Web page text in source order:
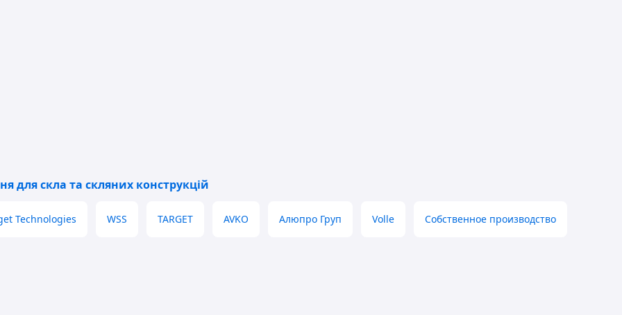
для скла та скляних конструкцій
Technologies WSS TARGET AVKO Алюпро Груп Volle Собственное производство